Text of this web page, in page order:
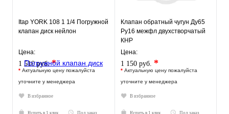
Itap YORK 108 1 1/4 Погружной
клапан диск нейлон
Цена:
1 510 руб.*
* Актуальную цену пожалуйста
уточните у менеджера
В избранное
Купить в 1 клик Под заказ
Клапан обратный чугун Ду65
Ру16 межфл двухстворчатый
КНР
Цена:
1 150 руб. *
* Актуальную цену пожалуйста
уточните у менеджера
В избранное
Купить в 1 клик Под заказ